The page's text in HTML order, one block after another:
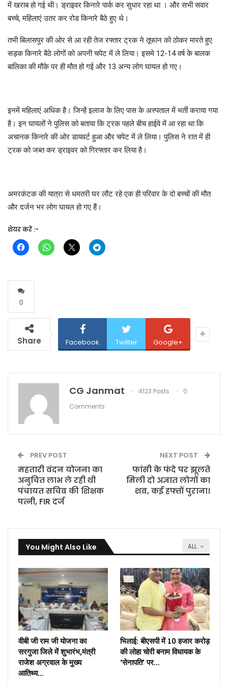
में खराब हो गई थी। ड्राइवर किनारे पार्क कर सुधार रहा था । और सभी सवार
बच्चे, महिलाएं उतर कर रोड किनारे बैठे हुए थे।
तभी बिलासपुर की ओर से आ रही तेज रफ्तार ट्रक ने तूफान को ठोकर मारते हुए
सड़क किनारे बैठे लोगों को अपनी चपेट में ले लिया। इसमे 12-14 वर्ष के बालक
बालिका की मौके पर ही मौत हो गई और 13 अन्य लोग घायल हो गए।
इनमें महिलाएं अधिक है। जिन्हें इलाज के लिए पास के अस्पताल में भर्ती कराया गया
है। इन घायलों ने पुलिस को बताया कि ट्रक पहले बीच हाईवे में आ रहा था कि
अचानक किनारे की ओर डायवर्ट हुआ और चपेट में ले लिया। पुलिस ने रात में ही
ट्रक को जब्त कर ड्राइवर को गिरफ्तार कर लिया है।
अमरकंटक की यात्रा से धमतरी घर लौट रहे एक ही परिवार के दो बच्चों की मौत
और दर्जन भर लोग घायल हो गए हैं।
शेयर करें :-
0
Share Facebook Twitter Google+
CG Janmat 4123 Posts
0
Comments
PREV POST
महतारी वंदन योजना का
अनुचित लाभ ले रही थी
पंचायत सचिव की शिक्षक
पत्नी, FIR दर्ज
NEXT POST
फांसी के फंदे पर झूलते
मिली दो अज्ञात लोगों का
शव, कई हफ्तों पुराना।
ALL
You Might Also Like
वीबी जी राम जी योजना का
सरगुजा जिले में शुभारंभ,मंत्री
राजेश अग्रवाल के मुख्य
आतिथ्य…
भिलाई: बीएसपी में 10 हजार करोड़
की लोहा चोरी बनाम विधायक के
‘सेनापति’ पर…